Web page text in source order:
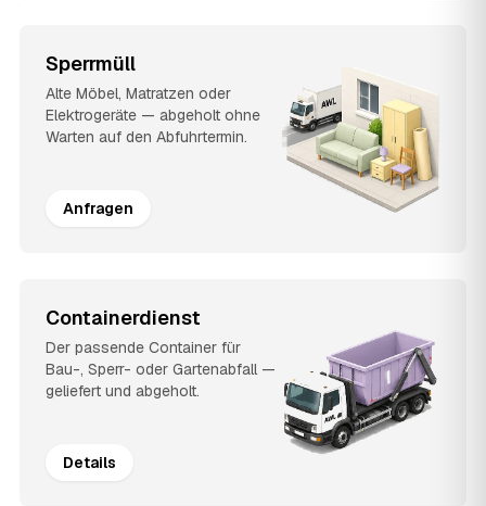
Sperrmüll
Alte Möbel, Matratzen oder
Elektrogeräte — abgeholt ohne
Warten auf den Abfuhrtermin.
Anfragen
Containerdienst
Der passende Container für
Bau-, Sperr- oder Gartenabfall —
geliefert und abgeholt.
Details